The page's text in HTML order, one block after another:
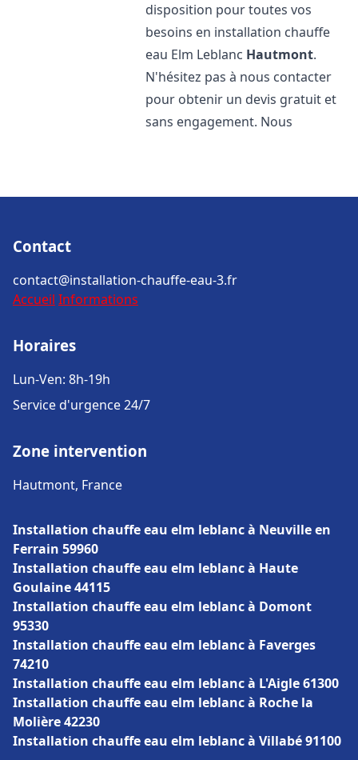
disposition pour toutes vos
besoins en installation chauffe
eau Elm Leblanc Hautmont.
N'hésitez pas à nous contacter
pour obtenir un devis gratuit et
sans engagement. Nous
Contact
contact@installation-chauffe-eau-3.fr
Accueil Informations
Horaires
Lun-Ven: 8h-19h
Service d'urgence 24/7
Zone intervention
Hautmont, France
Installation chauffe eau elm leblanc à Neuville en
Ferrain 59960
Installation chauffe eau elm leblanc à Haute
Goulaine 44115
Installation chauffe eau elm leblanc à Domont
95330
Installation chauffe eau elm leblanc à Faverges
74210
Installation chauffe eau elm leblanc à L'Aigle 61300
Installation chauffe eau elm leblanc à Roche la
Molière 42230
Installation chauffe eau elm leblanc à Villabé 91100